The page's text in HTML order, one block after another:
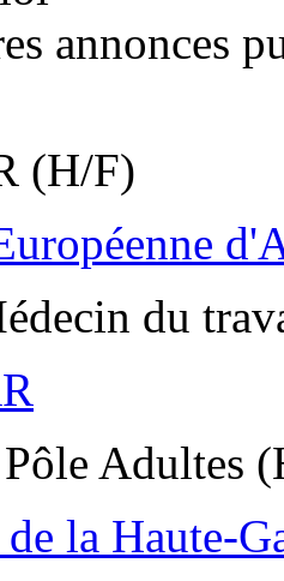
annonces
(H/F)
du
Adultes
la Haute-